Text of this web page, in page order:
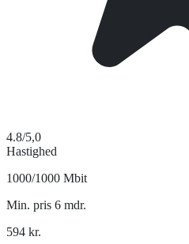
4.8/5,0
Hastighed
1000/1000 Mbit
Min. pris 6 mdr.
594 kr.